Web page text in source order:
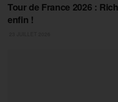
Tour de France 2026 :
enfin !